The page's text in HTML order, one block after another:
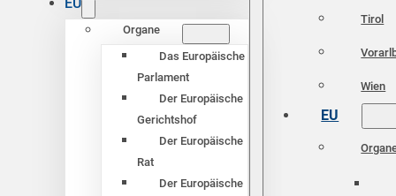
EU
Organe
Das Europäische
Parlament
Der Europäische
Gerichtshof
Der Europäische
Rat
Der Europäische
Tirol
Wien
EU